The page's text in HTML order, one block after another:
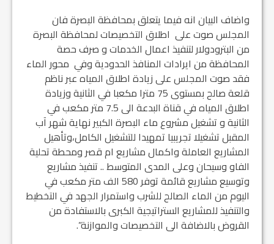
واضاف البيان انه فيما يتعلق بمحافظة البصرة فان
المجلس صوت على اطلاق التخصيصات لمحافظة البصرة
من البترودولار لتنفيذ اعمال الخدمات و صرف حصة
المحافظة من ايرادات المنافذ الحدودية وفي محور الماء
فقد صوت المجلس على زيادة اطلاق المياه عبر ناظم
قلعة صالح بمستوى 75 مترا مكعبا في الثانية وزيادة
اطلاق المياه في قناة البدعة الى 7.5 متر مكعب في
الثانية و تشغيل مشروع ماء البصرة الكبير نهاية شهر آب
المقبل تشغيلا تجريبيا تمهيدا للتشغيل الكامل،وتأهيل
المشاريع العاملة واكمال مشاريع ام قصر ومحطة تحلية
الفاو وسيحان وعلى المدى المتوسط .. تنفيذ مشاريع
وتوسيع مشاريع قائمة توفر 580 الف متر مكعب في
اليوم من الماء الصالح للشرب واستمرار الجهد في التخطيط
والتنفيذ للمشاريع الستراتيجية الكبرى بالاستفادة من
القروض بالاضافة الى التخصيصات والموازنة”.